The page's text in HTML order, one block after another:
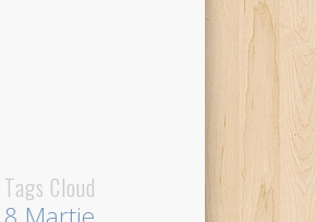
Tags Cloud